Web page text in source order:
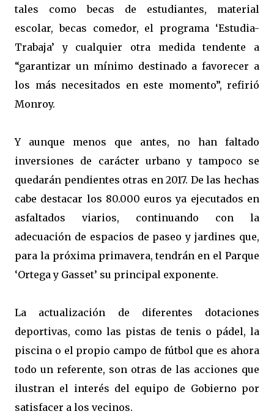
tales como becas de estudiantes, material
escolar, becas comedor, el programa ‘Estudia-
Trabaja’ y cualquier otra medida tendente a
“garantizar un mínimo destinado a favorecer a
los más necesitados en este momento”, refirió
Monroy.
Y aunque menos que antes, no han faltado
inversiones de carácter urbano y tampoco se
quedarán pendientes otras en 2017. De las hechas
cabe destacar los 80.000 euros ya ejecutados en
asfaltados viarios, continuando con la
adecuación de espacios de paseo y jardines que,
para la próxima primavera, tendrán en el Parque
‘Ortega y Gasset’ su principal exponente.
La actualización de diferentes dotaciones
deportivas, como las pistas de tenis o pádel, la
piscina o el propio campo de fútbol que es ahora
todo un referente, son otras de las acciones que
ilustran el interés del equipo de Gobierno por
satisfacer a los vecinos.